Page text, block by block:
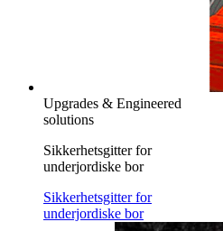
Upgrades & Engineered
solutions
Sikkerhetsgitter for
underjordiske bor
Sikkerhetsgitter for
underjordiske bor